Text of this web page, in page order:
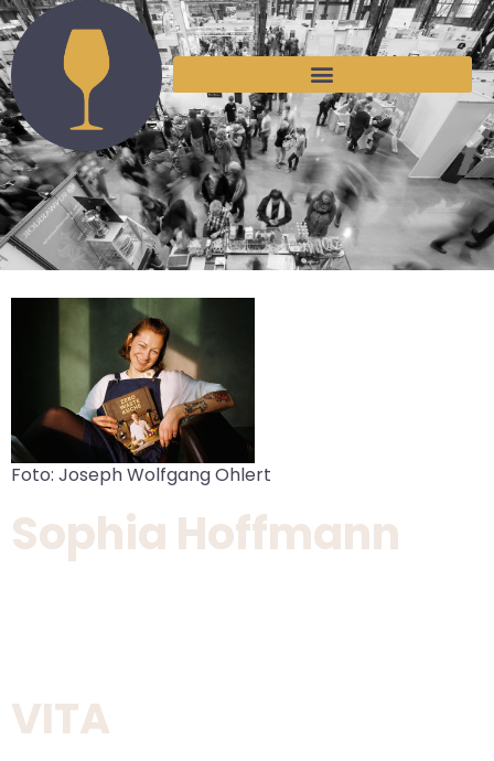
Foto: Joseph Wolfgang Ohlert
Sophia Hoffmann
VITA